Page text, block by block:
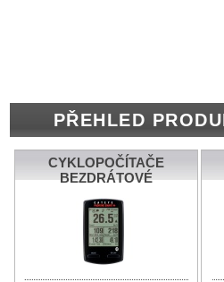
PŘEHLED
CYKLOPOČÍTAČE
BEZDRÁTOVÉ